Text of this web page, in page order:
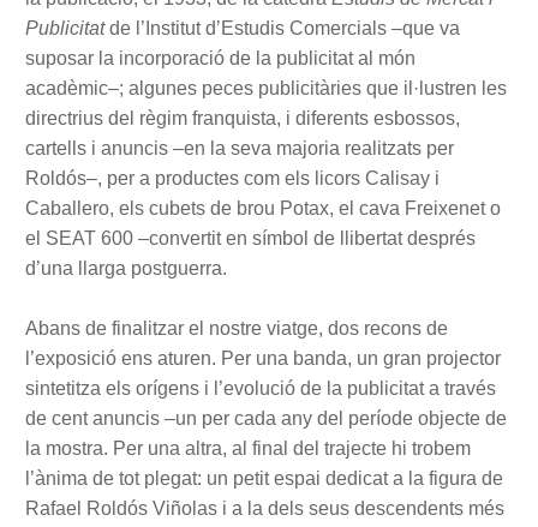
Publicitatde l’Institut d’Estudis Comercials –que va
suposar la incorporació de la publicitat al món
acadèmic–; algunes peces publicitàries que il·lustren les
directrius del règim franquista, i diferents esbossos,
cartells i anuncis –en la seva majoria realitzats per
Roldós–, per a productes com els licors Calisay i
Caballero, els cubets de brou Potax, el cava Freixenet o
el SEAT 600 –convertit en símbol de llibertat després
d’una llarga postguerra.
Abans de finalitzar el nostre viatge, dos recons de
l’exposició ens aturen. Per una banda, un gran projector
sintetitza els orígens i l’evolució de la publicitat a través
de cent anuncis –un per cada any del període objecte de
la mostra. Per una altra, al final del trajecte hi trobem
l’ànima de tot plegat: un petit espai dedicat a la figura de
Rafael Roldós Viñolas i a la dels seus descendents més